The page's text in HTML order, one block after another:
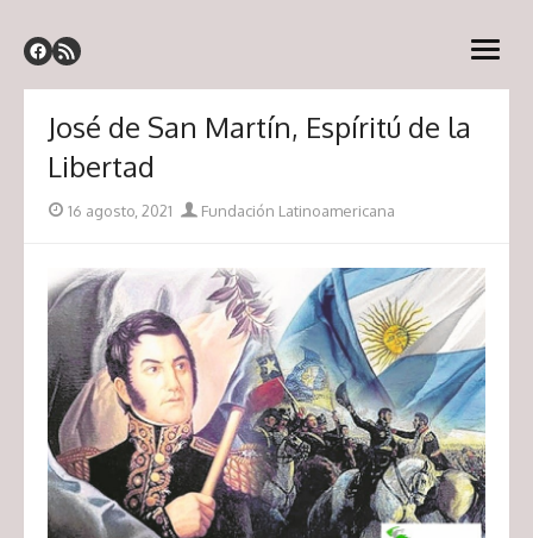
al
contenido
Fundal – Fundación
Latinoamericana
Fundación Latinoamericana
abrir
José de San Martín, Espíritú de la
Libertad
Publicada
16 agosto, 2021 AutorFundación Latinoamericana